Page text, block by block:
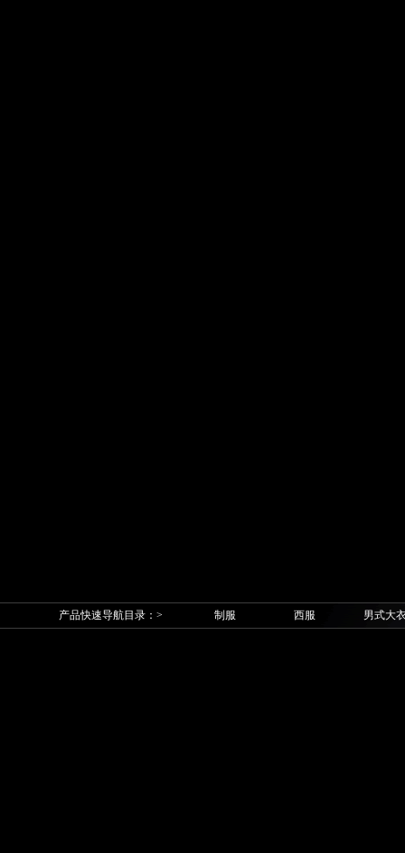
产品快速导航目录：> 制服 西服 男式大